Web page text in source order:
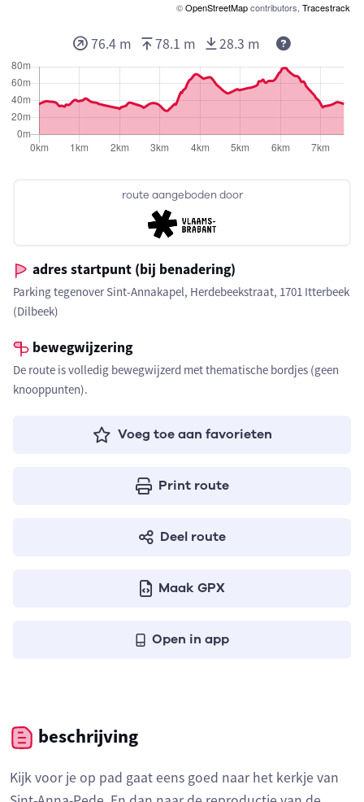
©OpenStreetMapcontributors, Tracestrack
route aangeboden door
adres startpunt (bij benadering)
Parking tegenover Sint-Annakapel, Herdebeekstraat, 1701 Itterbeek
(Dilbeek)
bewegwijzering
De route is volledig bewegwijzerd met thematische bordjes (geen
knooppunten).
Voeg toe aan favorieten
Print route
Deel route
Maak GPX
Open in app
76.4 m 78.1 m 28.3 m
beschrijving
Kijk voor je op pad gaat eens goed naar het kerkje van